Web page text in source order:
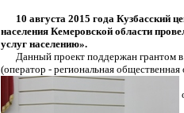
10 августа 2015 года Кузбасский
населения Кемеровской области
услуг населению».
Данный проект поддержан грантом
(оператор - региональная